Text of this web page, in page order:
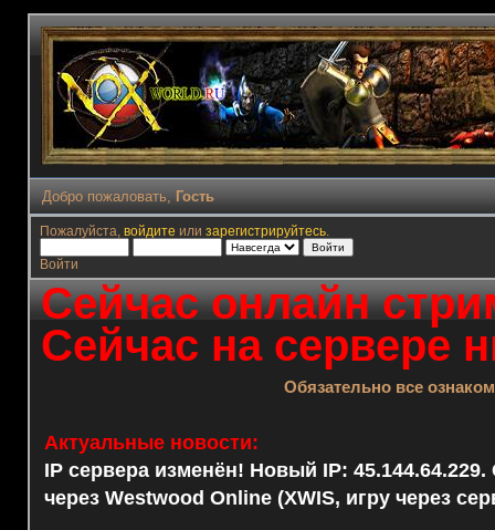
Добро пожаловать, Гость
Пожалуйста, войдите или зарегистрируйтесь.
Войти
Сейчас онлайн
Сейчас на сервере
Обязательно все
Актуальные новости:
IP сервера изменён! Новый IP: 45.144.64.229.
через Westwood Online (XWIS, игру через